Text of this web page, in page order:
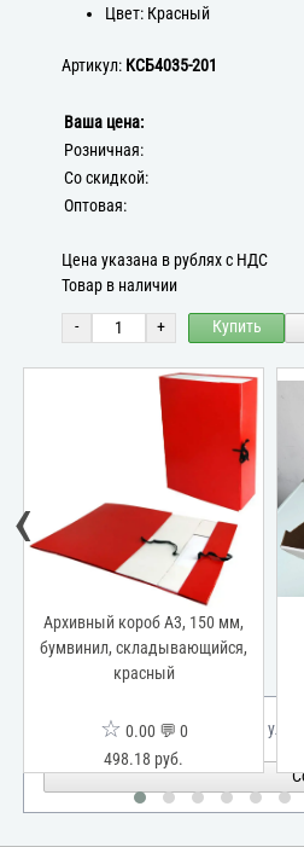
Цвет: Красный
Артикул: КСБ4035-201
Ваша цена:
Розничная:
Со скидкой:
Оптовая:
Цена указана в рублях с НДС
Товар в наличии
- + Купить
Архивный короб А3, 150 мм,
бумвинил, складывающийся,
красный
☆ 0.00 💬 0
498.18 руб.
‹
Мы используем куки для